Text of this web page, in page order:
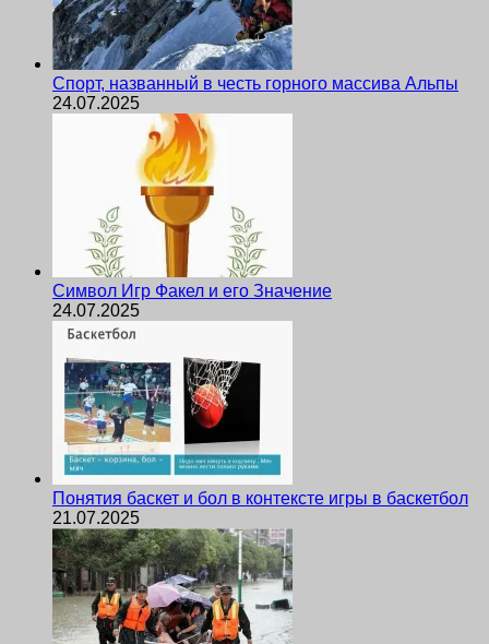
Спорт, названный в честь горного массива Альпы
24.07.2025
Символ Игр Факел и его Значение
24.07.2025
Понятия баскет и бол в контексте игры в баскетбол
21.07.2025